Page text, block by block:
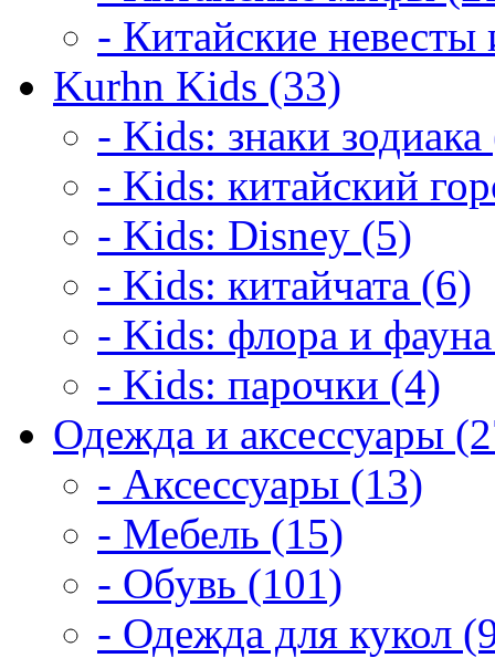
- Китайские
Kurhn Kids (33)
- Kids: знаки
- Kids: китайский
- Kids: Disney (5)
- Kids: китайчата (6)
- Kids: флора и
- Kids: парочки (4)
Одежда и аксессуары
- Аксессуары (13)
- Мебель (15)
- Обувь (101)
- Одежда для кукол